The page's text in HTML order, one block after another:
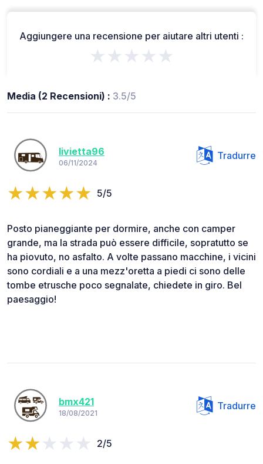
Aggiungere una recensione per aiutare altri utenti :
★★★★★
Media (2 Recensioni) : 3.5/5
livietta96
06/11/2024
Tradurre
5/5
Posto pianeggiante per dormire, anche con camper
grande, ma la strada può essere difficile, sopratutto se
ha piovuto, no asfalto. A volte passano macchine, i vicini
sono cordiali e a una mezz'oretta a piedi ci sono delle
tombe etrusche poco segnalate, chiedete in giro. Bel
paesaggio!
bmx421
18/08/2021
Tradurre
2/5